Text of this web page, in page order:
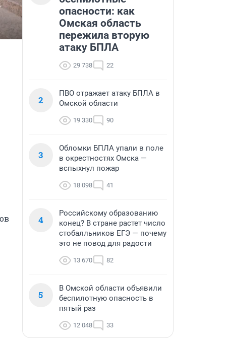
опасности: как
Омская область
пережила вторую
атаку БПЛА
29 738 22
2
ПВО отражает атаку БПЛА в
Омской области
19 330 90
3
Обломки БПЛА упали в поле
в окрестностях Омска —
вспыхнул пожар
18 098 41
4
Российскому образованию
конец? В стране растет число
стобалльников ЕГЭ — почему
это не повод для радости
13 670 82
5
В Омской области объявили
беспилотную опасность в
пятый раз
12 048 33